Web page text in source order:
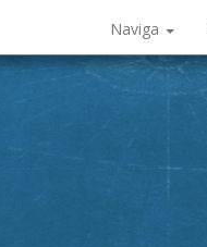
Naviga